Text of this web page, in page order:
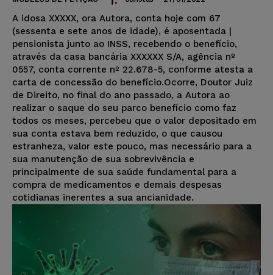
A idosa XXXXX, ora Autora, conta hoje com 67
(sessenta e sete anos de idade), é aposentada |
pensionista junto ao INSS, recebendo o benefício,
através da casa bancária XXXXXX S/A, agência nº
0557, conta corrente nº 22.678-5, conforme atesta a
carta de concessão do benefício.Ocorre, Doutor Juiz
de Direito, no final do ano passado, a Autora ao
realizar o saque do seu parco benefício como faz
todos os meses, percebeu que o valor depositado em
sua conta estava bem reduzido, o que causou
estranheza, valor este pouco, mas necessário para a
sua manutenção de sua sobrevivência e
principalmente de sua saúde fundamental para a
compra de medicamentos e demais despesas
cotidianas inerentes a sua ancianidade.